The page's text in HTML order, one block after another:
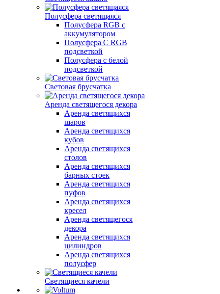
Полусфера светящаяся
Полусфера RGB с
аккумулятором
Полусфера С RGB
подсветкой
Полусфера с белой
подсветкой
Световая брусчатка
Аренда светящегося декора
Аренда светящихся
шаров
Аренда светящихся
кубов
Аренда светящихся
столов
Аренда светящихся
барных стоек
Аренда светящихся
пуфов
Аренда светящихся
кресел
Аренда светящегося
декора
Аренда светящихся
цилиндров
Аренда светящихся
полусфер
Светящиеся качели